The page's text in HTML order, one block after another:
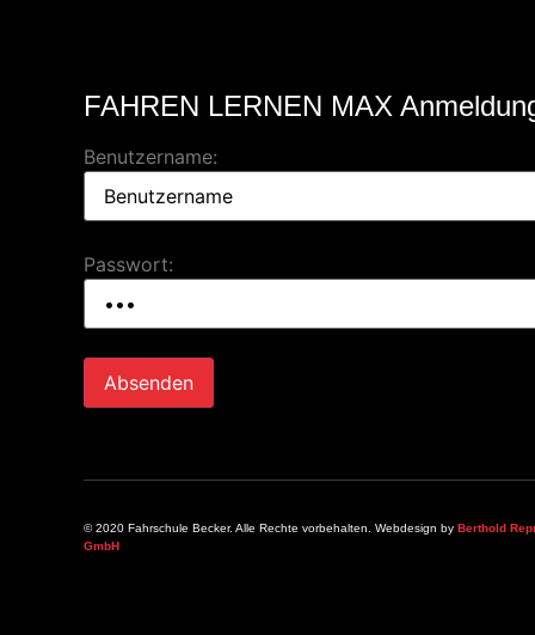
FAHREN LERNEN MAX
Benutzername:
Passwort:
© 2020 Fahrschule Becker. Alle Rechte vorbehalten. Webdesign by Berthold
GmbH